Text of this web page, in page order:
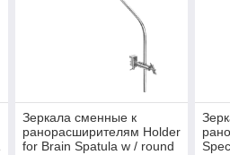
Зеркала сменные к
ранорасширителям Holder
for Brain Spatula w / round